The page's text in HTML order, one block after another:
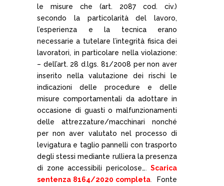
le misure che (art. 2087 cod. civ.)
secondo la particolarità del lavoro,
l’esperienza e la tecnica erano
necessarie a tutelare l’integrità fisica dei
lavoratori, in particolare nella violazione:
– dell’art. 28 d.lgs. 81/2008 per non aver
inserito nella valutazione dei rischi le
indicazioni delle procedure e delle
misure comportamentali da adottare in
occasione di guasti o malfunzionamenti
delle attrezzature/macchinari nonché
per non aver valutato nel processo di
levigatura e taglio pannelli con trasporto
degli stessi mediante rulliera la presenza
di zone accessibili pericolose…
Scarica
sentenza 8164/2020 completa
Fonte